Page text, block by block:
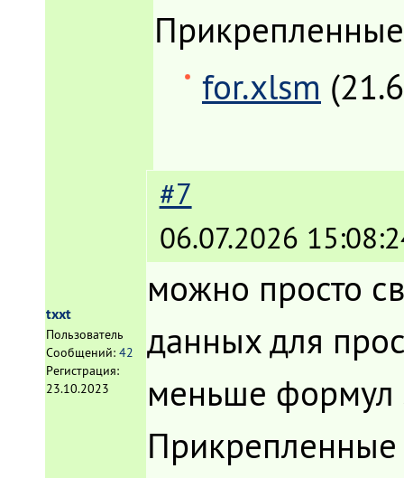
for.xlsm
txxt
Пользователь
Сообщений: 42
Регистрация:
23.10.2023
#7
06.07.2026
можно просто
данных для
меньше формул